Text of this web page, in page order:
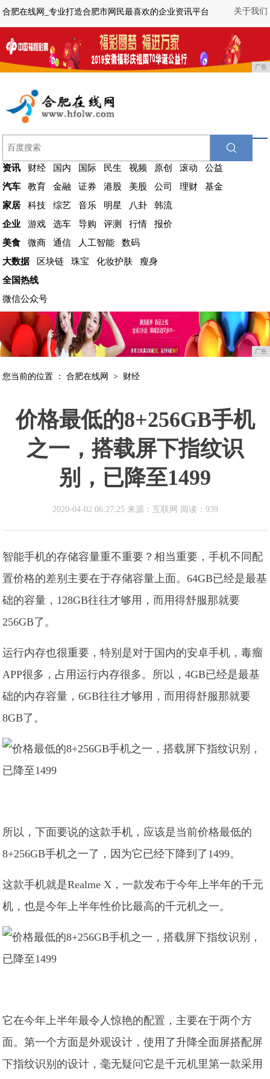
关于我们
合肥在线网_专业打造合肥市网民最喜欢的企业资讯平台
广告
资讯 财经 国内 国际 民生 视频 原创 滚动
公益
汽车
教育 金融 证券 港股 美股 公司 理财
基金
家居
科技 综艺 音乐 明星 八卦
韩流
企业
游戏 选车 导购 评测 行情
报价
美食
微商 通信 人工智能
数码
大数据
区块链 珠宝 化妆护肤
瘦身
全国热线
微信公众号
广告
您当前的位置 ：合肥在线网 > 财经
价格最低的8+256GB手机
之一，搭载屏下指纹识
别，已降至1499
2020-04-02 06:27:25 来源：互联网 阅读：939
智能手机的存储容量重不重要？相当重要，手机不同配
置价格的差别主要在于存储容量上面。64GB已经是最基
础的容量，128GB往往才够用，而用得舒服那就要
256GB了。
运行内存也很重要，特别是对于国内的安卓手机，毒瘤
APP很多，占用运行内存很多。所以，4GB已经是最基
础的内存容量，6GB往往才够用，而用得舒服那就要
8GB了。
所以，下面要说的这款手机，应该是当前价格最低的
8+256GB手机之一了，因为它已经下降到了1499。
这款手机就是Realme X，一款发布于今年上半年的千元
机，也是今年上半年性价比最高的千元机之一。
它在今年上半年最令人惊艳的配置，主要在于两个方
面。第一个方面是外观设计，使用了升降全面屏搭配屏
下指纹识别的设计，毫无疑问它是千元机里第一款采用